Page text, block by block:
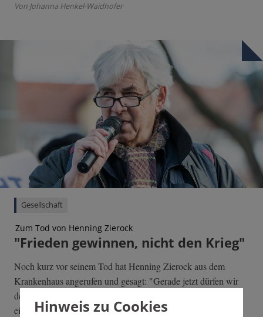
Von Johanna Henkel-Waidhofer
Gesellschaft
Zum Tod von Henning Zierock
"Frieden gewinnen, nicht den Krieg"
Noch kurz vor seinem Tod hat Henning Zierock aus dem
Krankenhaus angerufen und gesagt: "Gerade jetzt dürfen wir
den Bellizisten nicht das Feld überlassen." Ein Nachruf von
einem Freund.
Hinweis zu Cookies